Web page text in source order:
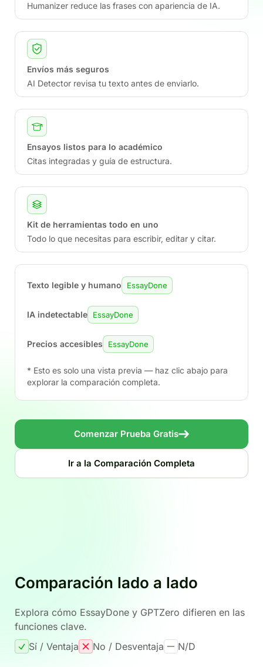
Humanizer reduce las frases con apariencia de IA.
Envíos más seguros
AI Detector revisa tu texto antes de enviarlo.
Ensayos listos para lo académico
Citas integradas y guía de estructura.
Kit de herramientas todo en uno
Todo lo que necesitas para escribir, editar y citar.
Texto legible y humano EssayDone
IA indetectable EssayDone
Precios accesibles EssayDone
* Esto es solo una vista previa — haz clic abajo para
explorar la comparación completa.
Comenzar Prueba Gratis
Ir a la Comparación Completa
Comparación lado a lado
Explora cómo EssayDone y GPTZero difieren en las
funciones clave.
Sí / Ventaja
No / Desventaja N/D